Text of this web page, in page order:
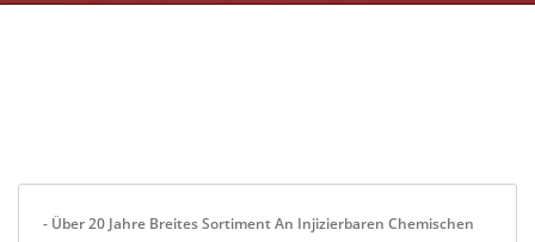
- Über 20 Jahre Breites Sortiment An Injizierbaren Chemischen